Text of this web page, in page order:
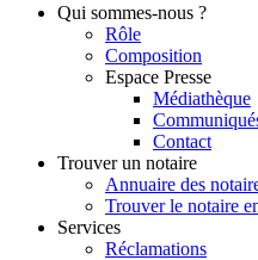
Qui sommes-nous ?
Rôle
Composition
Espace Presse
Médiathèque
Contact
Trouver un notaire
Annuaire des
Trouver le notaire
Services
Réclamations